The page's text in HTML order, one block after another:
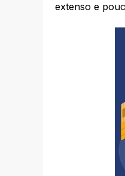
extenso e